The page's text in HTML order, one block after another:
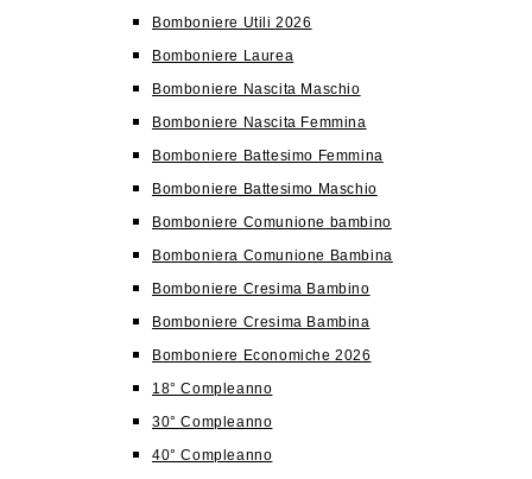
Bomboniere Utili 2026
Bomboniere Laurea
Bomboniere Nascita Maschio
Bomboniere Nascita Femmina
Bomboniere Battesimo Femmina
Bomboniere Battesimo Maschio
Bomboniere Comunione bambino
Bomboniera Comunione Bambina
Bomboniere Cresima Bambino
Bomboniere Cresima Bambina
Bomboniere Economiche 2026
18° Compleanno
30° Compleanno
40° Compleanno